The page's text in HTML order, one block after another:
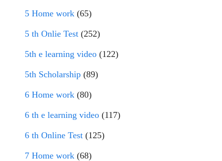
5 Home work (65)
5 th Onlie Test (252)
5th e learning video (122)
5th Scholarship (89)
6 Home work (80)
6 th e learning video (117)
6 th Online Test (125)
7 Home work (68)